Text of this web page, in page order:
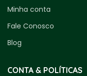
Minha conta
Fale Conosco
Blog
CONTA & POLÍTICAS